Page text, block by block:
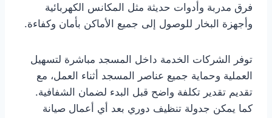
فرق مدربة وأدوات حديثة مثل المكانس الكهربائية
وأجهزة البخار للوصول إلى جميع الأماكن بأمان وكفاءة.
توفر الشركات الخدمة داخل المسجد مباشرة لتسهيل
العملية وحماية جميع عناصر المسجد أثناء العمل، مع
تقديم تقدير تكلفة واضح قبل البدء لضمان الشفافية.
كما يمكن جدولة تنظيف دوري بعد أي أعمال صيانة